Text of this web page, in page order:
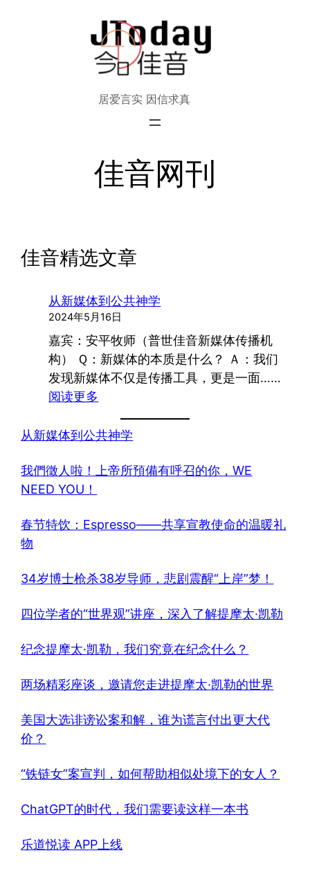
居爱言实 因信求真
佳音网刊
佳音精选文章
从新媒体到公共神学
2024年5月16日
嘉宾：安平牧师（普世佳音新媒体传播机
构） Ｑ：新媒体的本质是什么？ Ａ：我们
发现新媒体不仅是传播工具，更是一面……
阅读更多
新
体
共
从新媒体到公共神学
我們徵人啦！上帝所預備有呼召的你，WE
NEED YOU！
春节特饮：Espresso——共享宣教使命的温暖礼
物
34岁博士枪杀38岁导师，悲剧震醒“上岸”梦！
四位学者的“世界观”讲座，深入了解提摩太·凯勒
纪念提摩太·凯勒，我们究竟在纪念什么？
两场精彩座谈，邀请您走进提摩太·凯勒的世界
美国大选诽谤讼案和解，谁为谎言付出更大代
价？
“铁链女”案宣判，如何帮助相似处境下的女人？
ChatGPT的时代，我们需要读这样一本书
乐道悦读 APP上线